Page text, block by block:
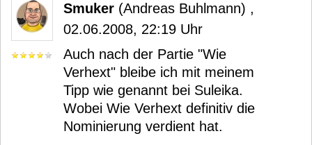
Smuker (Andreas Buhlmann) ,
02.06.2008, 22:19 Uhr
Auch nach der Partie "Wie
Verhext" bleibe ich mit meinem
Tipp wie genannt bei Suleika.
Wobei Wie Verhext definitiv die
Nominierung verdient hat.